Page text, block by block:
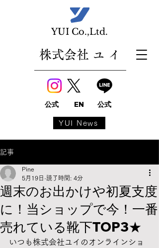
​YUI Co.,Ltd.
公式 EN 公式
株式会社 ユ イ
YUI News
記事
週末のお出かけや初夏支度
に！当ショップで今！一番
売れている靴下TOP3★
Pine
5月19日 読了時間: 4分
いつも株式会社ユイのオンラインショ